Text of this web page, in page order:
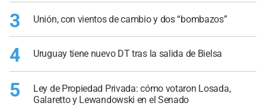
3 Unión, con vientos de cambio y dos “bombazos”
4 Uruguay tiene nuevo DT tras la salida de Bielsa
5
Ley de Propiedad Privada: cómo votaron Losada,
Galaretto y Lewandowski en el Senado